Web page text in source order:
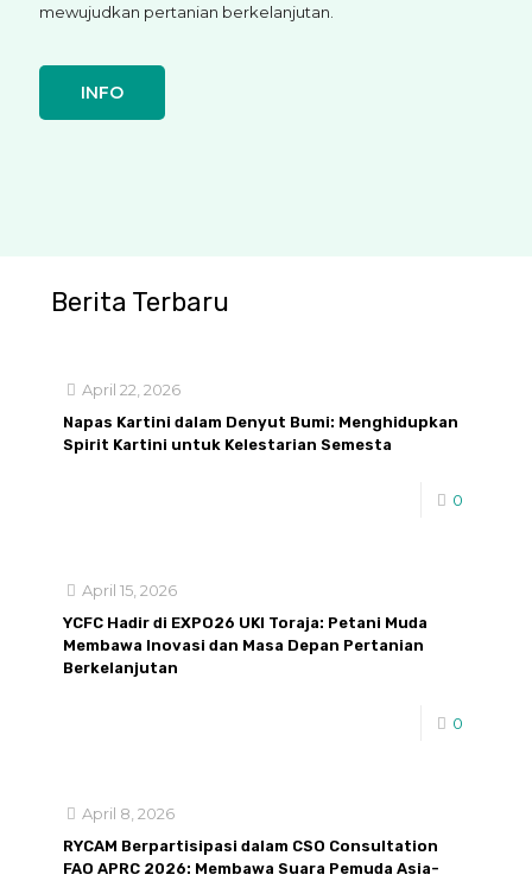
mewujudkan pertanian berkelanjutan.
INFO
Berita Terbaru
April 22, 2026
Napas Kartini dalam Denyut Bumi: Menghidupkan
Spirit Kartini untuk Kelestarian Semesta
0
April 15, 2026
YCFC Hadir di EXPO26 UKI Toraja: Petani Muda
Membawa Inovasi dan Masa Depan Pertanian
Berkelanjutan
0
April 8, 2026
RYCAM Berpartisipasi dalam CSO Consultation
FAO APRC 2026: Membawa Suara Pemuda Asia-